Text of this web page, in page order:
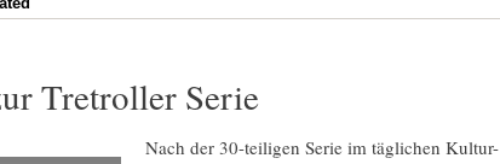
Tretroller Serie
Nach der 30-teiligen Serie im täglichen Kultur-